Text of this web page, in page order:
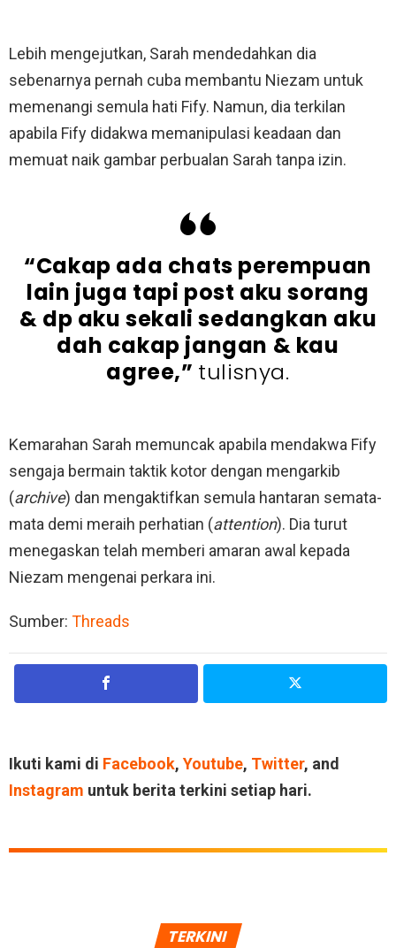
Lebih mengejutkan, Sarah mendedahkan dia
sebenarnya pernah cuba membantu Niezam untuk
memenangi semula hati Fify. Namun, dia terkilan
apabila Fify didakwa memanipulasi keadaan dan
memuat naik gambar perbualan Sarah tanpa izin.
“Cakap ada chats perempuan
lain juga tapi post aku sorang
& dp aku sekali sedangkan aku
dah cakap jangan & kau
agree,” tulisnya.
Kemarahan Sarah memuncak apabila mendakwa Fify
sengaja bermain taktik kotor dengan mengarkib
(archive) dan mengaktifkan semula hantaran semata-
mata demi meraih perhatian (attention). Dia turut
menegaskan telah memberi amaran awal kepada
Niezam mengenai perkara ini.
Sumber: Threads
Ikuti kami di Facebook, Youtube, Twitter, and
Instagram untuk berita terkini setiap hari.
TERKINI